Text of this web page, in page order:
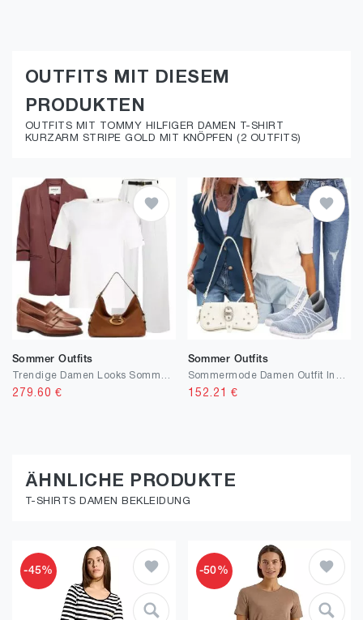
OUTFITS MIT DIESEM
PRODUKTEN
OUTFITS MIT TOMMY HILFIGER DAMEN T-SHIRT
KURZARM STRIPE GOLD MIT KNÖPFEN (2 OUTFITS)
Sommer Outfits
279.60 €
Sommer Outfits
152.21 €
ÄHNLICHE PRODUKTE
T-SHIRTS DAMEN BEKLEIDUNG
-45% -50%